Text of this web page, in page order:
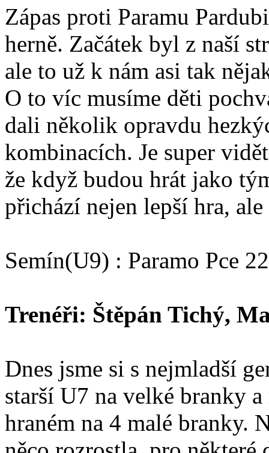
Zápas proti Paramu
herně. Začátek byl z naší
ale to už k nám asi tak
O to víc musíme děti
dali několik opravdu
kombinacích. Je super
že když budou hrát jako
přichází nejen lepší hra,
Semín(U9) : Paramo Pce
Trenéři: Štěpán Tichý,
Dnes jsme si s nejmladší
starší U7 na velké branky
hraném na 4 malé branky.